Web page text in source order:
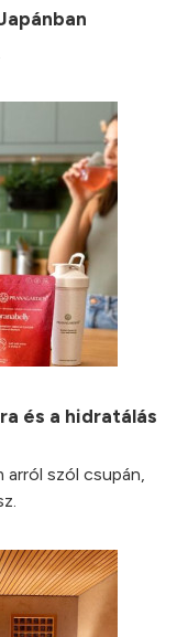
és a hidratálás
arról szól csupán,